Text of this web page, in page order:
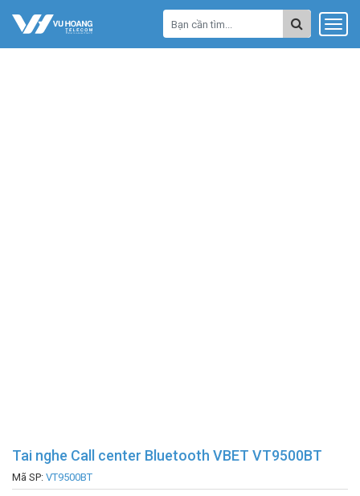
Tai nghe Call center Bluetooth VBET VT9500BT
Mã SP: VT9500BT